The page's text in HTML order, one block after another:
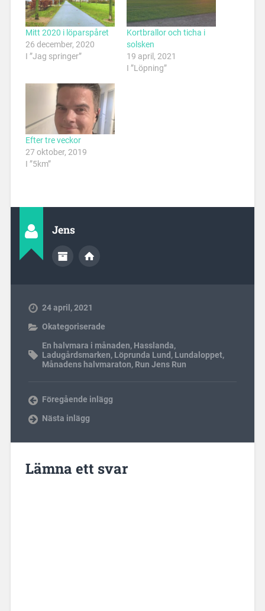
Mitt 2020 i löparspåret
26 december, 2020
I ”Jag springer”
Kortbrallor och ticha i
solsken
19 april, 2021
I ”Löpning”
Efter tre veckor
27 oktober, 2019
I ”5km”
Jens
24 april, 2021
Okategoriserade
En halvmara i månaden, Hasslanda,
Ladugårdsmarken, Löprunda Lund , Lundaloppet,
Månadens halvmaraton, Run Jens Run
Föregående inlägg
Nästa inlägg
Lämna ett svar